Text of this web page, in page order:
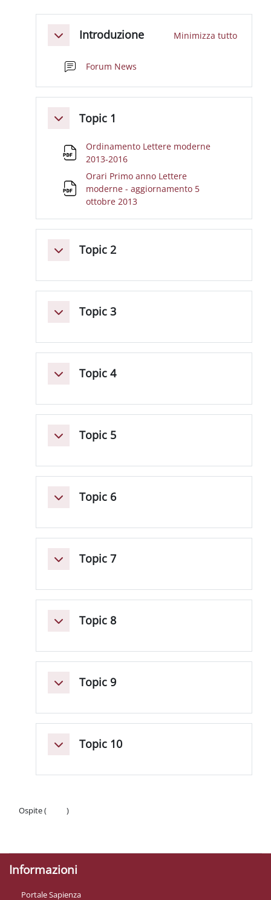
MinimizzaIntroduzione Minimizza tutto
Forum News
Minimizza
Topic 1
Ordinamento Lettere moderne
2013-2016
Orari Primo anno Lettere
moderne - aggiornamento 5
ottobre 2013
MinimizzaTopic 2
MinimizzaTopic 3
MinimizzaTopic 4
MinimizzaTopic 5
MinimizzaTopic 6
MinimizzaTopic 7
MinimizzaTopic 8
MinimizzaTopic 9
MinimizzaTopic 10
Ospite (
)
Informazioni
Portale Sapienza